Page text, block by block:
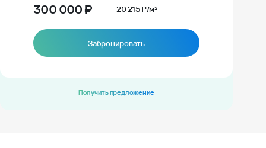
300 000₽ 20 215 ₽/м²
Забронировать
Получить предложение